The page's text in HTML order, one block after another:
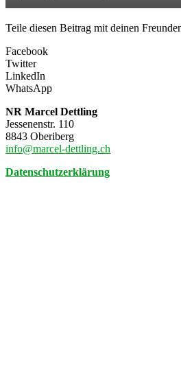
Teile diesen Beitrag mit deinen
Facebook
Twitter
LinkedIn
WhatsApp
NR Marcel Dettling
Jessenenstr. 110
8843 Oberiberg
info@marcel-dettling.ch
Datenschutzerklärung